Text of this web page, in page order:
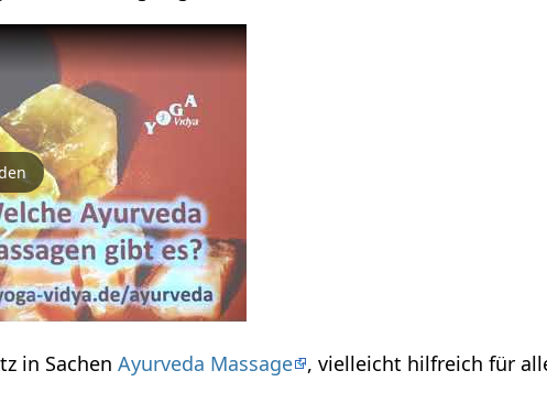
in SachenAyurveda Massage , vielleicht hilfreich für